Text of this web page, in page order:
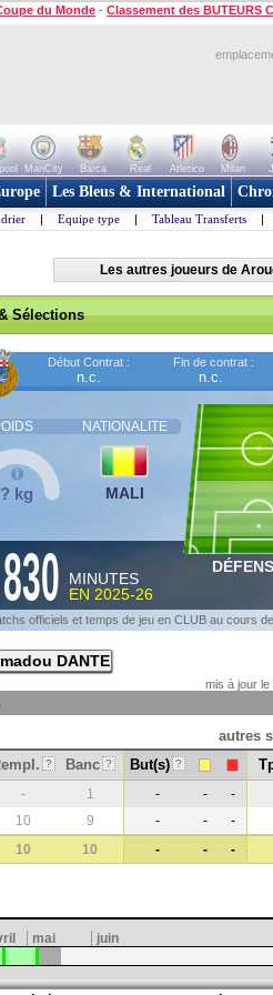
du Monde - Classement des BUTEURS
ManCity Barca Real Atletico Milan
Les Bleus & International
| Equipe type | Tableau Transferts |
Les autres joueurs de
Sélections
Début Contrat :
n.c.
Fin de contrat :
n.c.
NATIONALITE
? kg MALI
830
MINUTES
EN 2025-26
officiels et temps de jeu en CLUB au cours
DANTE
mis à jour le
autres
? Banc ? But(s) ?
- 1 - - -
10 9 - - -
10 10 - - -
mai juin